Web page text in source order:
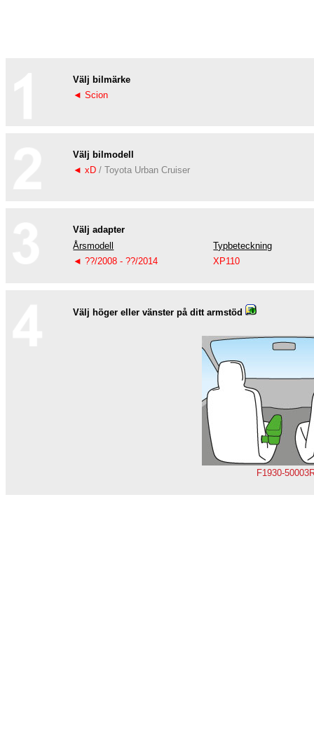
Välj bilmärke
◄ Scion
Välj bilmodell
◄ xD / Toyota Urban Cruiser
Välj adapter
Årsmodell
Typbeteckning
◄ ??/2008 - ??/2014
XP110
Välj höger eller vänster på ditt armstöd
F1930-